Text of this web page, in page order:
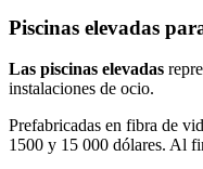
Piscinas elevadas
Las piscinas elevadas
instalaciones de ocio.
Prefabricadas en fibra de
1500 y 15 000 dólares. Al